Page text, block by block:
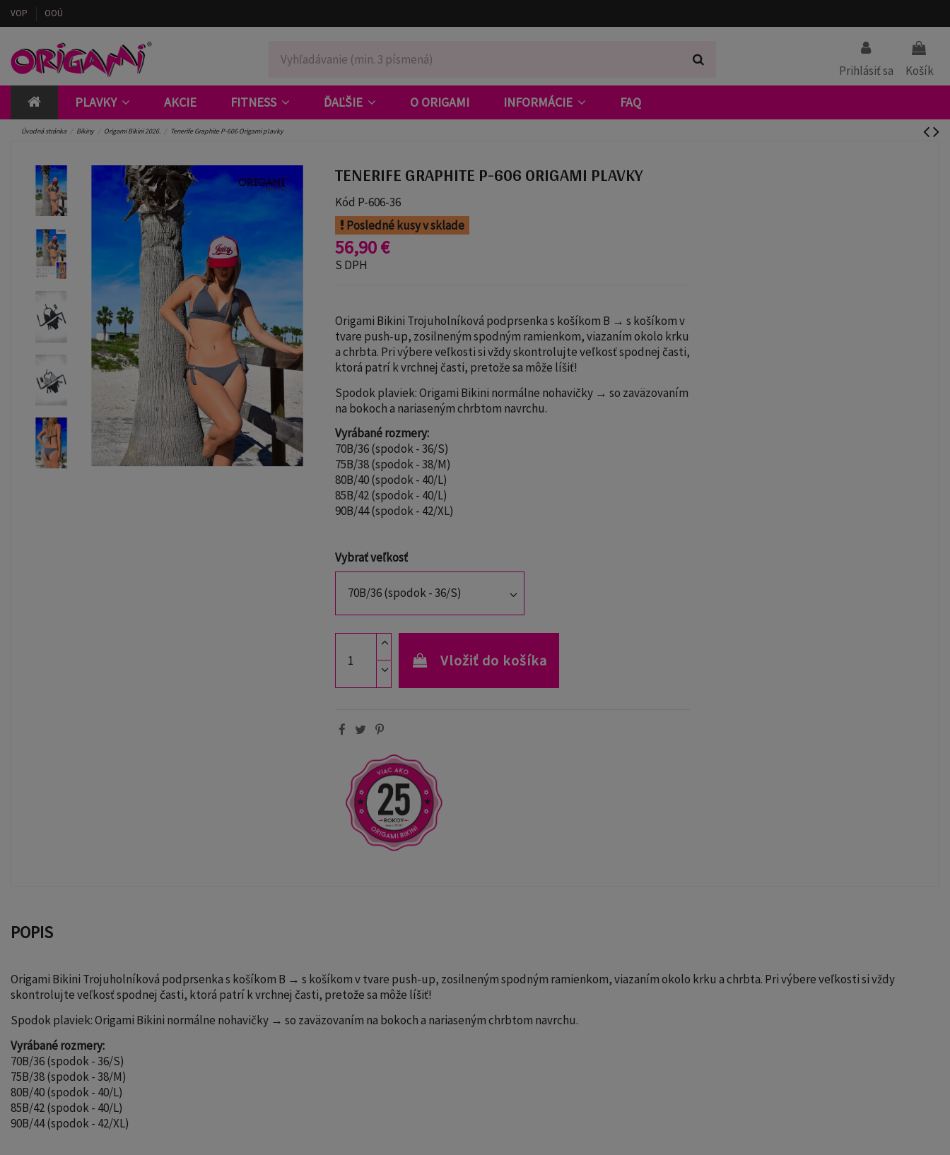
VOP OOÚ
Prihlásiť sa Košík
PLAVKY AKCIE FITNESS ĎAĽŠIE O ORIGAMI INFORMÁCIE FAQ
Úvodná stránka Bikiny Origami Bikini 2026. Tenerife Graphite P-606 Origami plavky
TENERIFE GRAPHITE P-606 ORIGAMI PLAVKY
Kód P-606-36
Posledné kusy v sklade
56,90 €
S DPH
Origami Bikini Trojuholníková podprsenka s košíkom B → s košíkom v
tvare push-up, zosilneným spodným ramienkom, viazaním okolo krku
a chrbta. Pri výbere veľkosti si vždy skontrolujte veľkosť spodnej časti,
ktorá patrí k vrchnej časti, pretože sa môže líšiť!
Spodok plaviek: Origami Bikini normálne nohavičky → so zaväzovaním
na bokoch a nariaseným chrbtom navrchu.
Vyrábané rozmery:
70B/36 (spodok - 36/S)
75B/38 (spodok - 38/M)
80B/40 (spodok - 40/L)
85B/42 (spodok - 40/L)
90B/44 (spodok - 42/XL)
Vybrať veľkosť
Vložiť do košíka
POPIS
Origami Bikini Trojuholníková podprsenka s košíkom B → s košíkom v tvare push-up, zosilneným spodným ramienkom, viazaním okolo krku a chrbta. Pri výbere veľkosti si vždy
skontrolujte veľkosť spodnej časti, ktorá patrí k vrchnej časti, pretože sa môže líšiť!
Spodok plaviek: Origami Bikini normálne nohavičky → so zaväzovaním na bokoch a nariaseným chrbtom navrchu.
Vyrábané rozmery:
70B/36 (spodok - 36/S)
75B/38 (spodok - 38/M)
80B/40 (spodok - 40/L)
85B/42 (spodok - 40/L)
90B/44 (spodok - 42/XL)